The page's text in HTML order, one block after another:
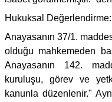
Hukuksal Değerlendirme:
Anayasanın 37/1.
olduğu mahkemeden
Anayasanın 142.
kuruluşu, görev ve
kanunla düzenlenir."